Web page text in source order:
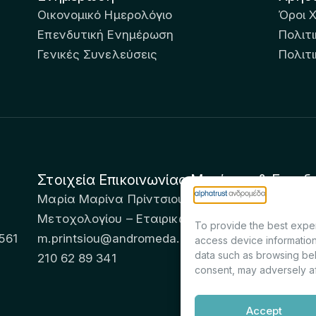
To provide the best
access device
data such as browsing
consent, may adversely
Accept
Οικονομικό Ημερολόγιο
Επενδυτική Ενημέρωση
Γενικές Συνελεύσεις
Όροι
Στοιχεία Επικοινωνίας Μετόχων &
Μαρία Μαρίνα Πρίντσιου – Corporate
Μετοχολογίου – Εταιρικών Ανακοινώσεων
m.printsiou@andromeda.eu
210 62 89 341